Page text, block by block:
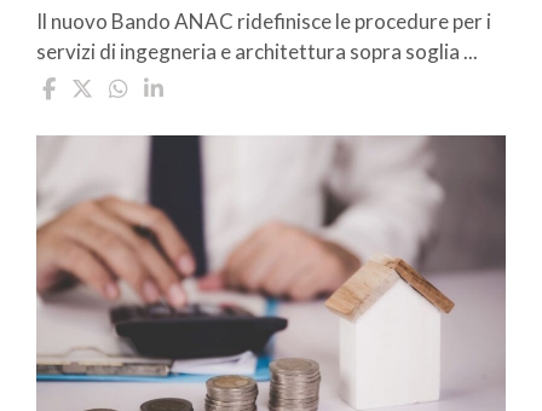
Il nuovo Bando ANAC ridefinisce le procedure per i
servizi di ingegneria e architettura sopra soglia ...